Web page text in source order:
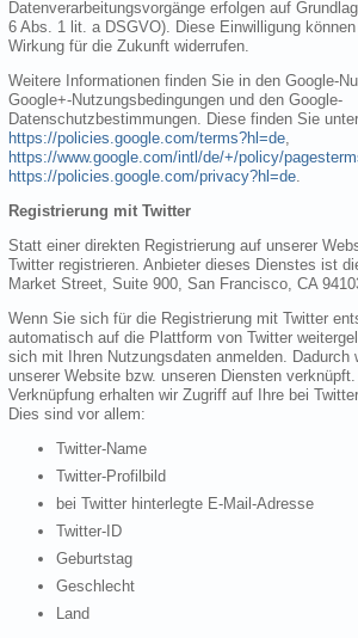
Datenverarbeitungsvorgänge erfolgen auf
6 Abs. 1 lit. a DSGVO). Diese Einwilligung
Wirkung für die Zukunft widerrufen.
Weitere Informationen finden Sie in den Google-
Google+-Nutzungsbedingungen und den Google-
Datenschutzbestimmungen. Diese finden Sie
https://policies.google.com/terms?hl=de,
https://www.google.com/intl/de/+/policy/
https://policies.google.com/privacy?hl=de.
Registrierung mit Twitter
Statt einer direkten Registrierung auf unserer
Twitter registrieren. Anbieter dieses Dienstes ist
Market Street, Suite 900, San Francisco, CA
Wenn Sie sich für die Registrierung mit Twitter
automatisch auf die Plattform von Twitter
sich mit Ihren Nutzungsdaten anmelden. Dadurch
unserer Website bzw. unseren Diensten
Verknüpfung erhalten wir Zugriff auf Ihre bei
Dies sind vor allem:
Twitter-Name
Twitter-Profilbild
bei Twitter hinterlegte E-Mail-Adresse
Twitter-ID
Geburtstag
Geschlecht
Land